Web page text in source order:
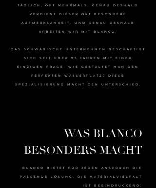
TÄGLICH, OFT MEHRMALS. GENAU DESHALB
VERDIENT DIESER ORT BESONDERE
AUFMERKSAMKEIT. UND GENAU DESHALB
ARBEITEN WIR MIT BLANCO.
DAS SCHWÄBISCHE UNTERNEHMEN BESCHÄFTIGT
SICH SEIT ÜBER 95 JAHREN MIT EINER
EINZIGEN FRAGE: WIE GESTALTET MAN DEN
PERFEKTEN WASSERPLATZ? DIESE
SPEZIALISIERUNG MACHT DEN UNTERSCHIED.
WAS BLANCO
BESONDERS MACHT
BLANCO BIETET FÜR JEDEN ANSPRUCH DIE
PASSENDE LÖSUNG. DIE MATERIALVIELFALT
IST BEEINDRUCKEND: